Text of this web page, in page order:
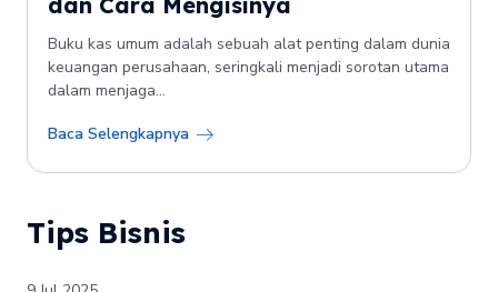
Buku kas umum adalah sebuah alat penting dalam dunia
keuangan perusahaan, seringkali menjadi sorotan utama
dalam menjaga...
Baca Selengkapnya
Tips Bisnis